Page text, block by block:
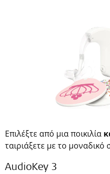
Επιλέξτε από μια ποικιλία
ταιριάξετε με το μοναδικό
AudioKey 3